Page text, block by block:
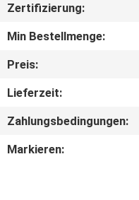
KONTAKT
UNS
Zertifizierung:
Min Bestellmenge:
Preis:
Lieferzeit:
Zahlungsbedingungen:
Markieren: